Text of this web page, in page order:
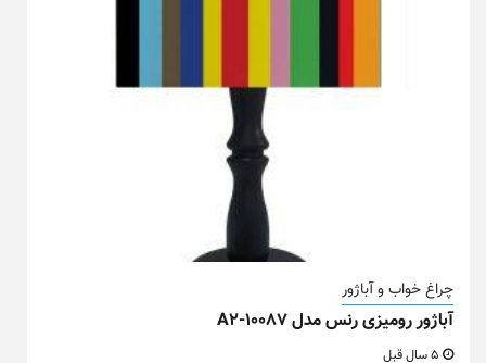
چراغ خواب و آباژور
آباژور رومیزی رنس مدل A2-10087